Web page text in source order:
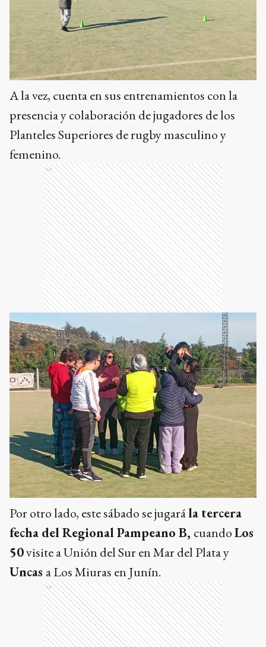
A la vez, cuenta en sus entrenamientos con la
presencia y colaboración de jugadores de los
Planteles Superiores de rugby masculino y
femenino.
Ads
Por otro lado, este sábado se jugarála tercera
fecha del Regional Pampeano B, cuandoLos
50visite a Unión del Sur en Mar del Plata y
Uncas a Los Miuras en Junín.
Ads